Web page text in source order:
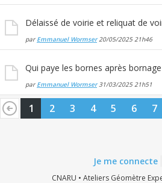
Délaissé de voirie et reliquat de
par Emmanuel Wormser20/05/202521h46
Qui paye les bornes après
par Emmanuel Wormser31/03/202521h51
1 2 3 4 5 6 7
Je me connecte
CNARU • Ateliers Géomètre